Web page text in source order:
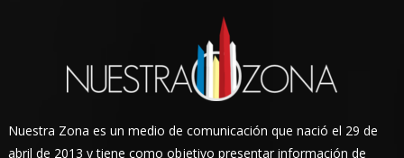
Nuestra Zona es un medio de comunicación que nació el 29 de
abril de 2013 y tiene como objetivo presentar información de